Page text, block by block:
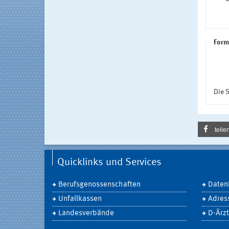
Die
Quicklinks und Services
Berufsgenossenschaften
Unfallkassen
Landesverbände
D-